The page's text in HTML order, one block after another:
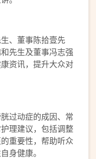
、董事陈拾壹先
先生及董事冯志强
资讯，提升大众对
过动症的成因、常
理建议，包括调整
重要性，帮助听众
身健康。